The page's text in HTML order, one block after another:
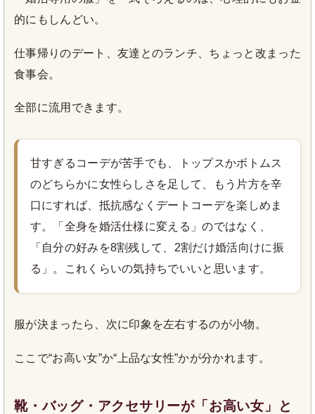
的にもしんどい。
仕事帰りのデート、友達とのランチ、ちょっと改まった
食事会。
全部に流用できます。
甘すぎるコーデが苦手でも、トップスかボトムス
のどちらかに女性らしさを足して、もう片方を辛
口にすれば、抵抗感なくデートコーデを楽しめま
す。「全身を婚活仕様に変える」のではなく、
「自分の好みを8割残して、2割だけ婚活向けに振
る」。これくらいの気持ちでいいと思います。
服が決まったら、次に印象を左右するのが小物。
ここで“お高い女”か“上品な女性”かが分かれます。
靴・バッグ・アクセサリーが「お高い女」と